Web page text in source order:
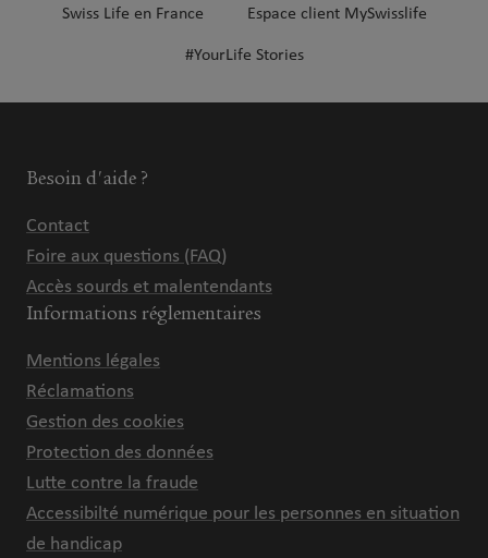
Swiss Life en France Espace client MySwisslife
#YourLife Stories
Besoin d'aide ?
Contact
Foire aux questions (FAQ)
Accès sourds et malentendants
Informations réglementaires
Mentions légales
Réclamations
Gestion des cookies
Protection des données
Lutte contre la fraude
Accessibilté numérique pour les personnes en situation
de handicap